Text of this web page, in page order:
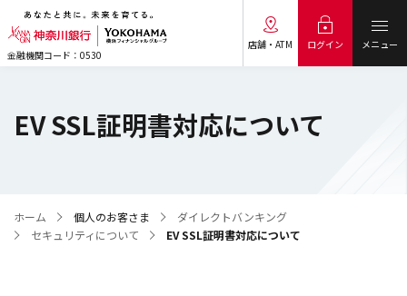
金融機関コード：0530
店舗・ATM ログイン メニュー
EV SSL証明書対応について
ホーム 個人のお客さま
ダイレクトバンキング
セキュリティについて
EV SSL証明書対応について